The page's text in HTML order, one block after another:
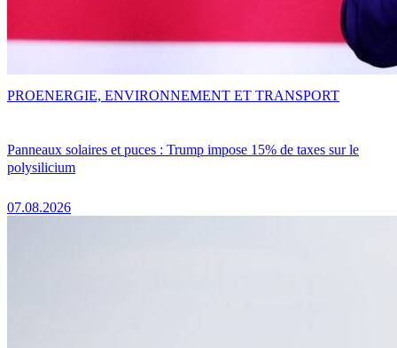
Panneaux solaires et puces : Trump impose 15% de taxes sur le
polysilicium
07.08.2026
PROENERGIE, ENVIRONNEMENT ET TRANSPORT